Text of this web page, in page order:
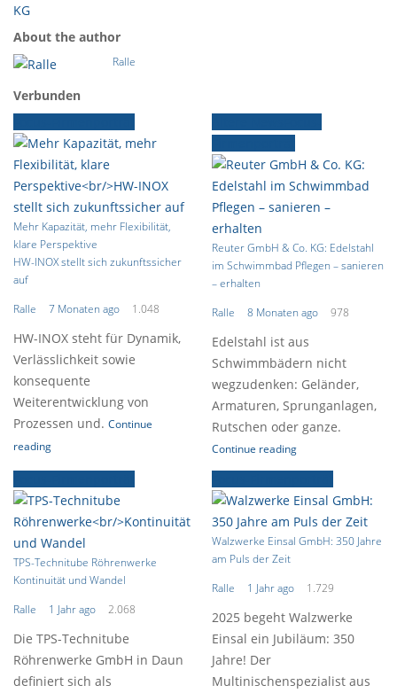
About the author
Ralle
Verbunden
Mehr Kapazität, mehr Flexibilität,
klare Perspektive
HW-INOX stellt sich zukunftssicher
auf
Ralle
7 Monaten ago 1.048
HW-INOX steht für Dynamik,
Verlässlichkeit sowie
konsequente
Weiterentwicklung von
Prozessen und. Continue
reading
Reuter GmbH & Co. KG: Edelstahl
im Schwimmbad Pflegen – sanieren
– erhalten
Ralle
8 Monaten ago 978
Edelstahl ist aus
Schwimmbädern nicht
wegzudenken: Geländer,
Armaturen, Sprunganlagen,
Rutschen oder ganze.
Continue reading
TPS-Technitube Röhrenwerke
Kontinuität und Wandel
Ralle
1 Jahr ago 2.068
Die TPS-Technitube
Röhrenwerke GmbH in Daun
definiert sich als
Walzwerke Einsal GmbH: 350 Jahre
am Puls der Zeit
Ralle
1 Jahr ago 1.729
2025 begeht Walzwerke
Einsal ein Jubiläum: 350
Jahre! Der
Multinischenspezialist aus